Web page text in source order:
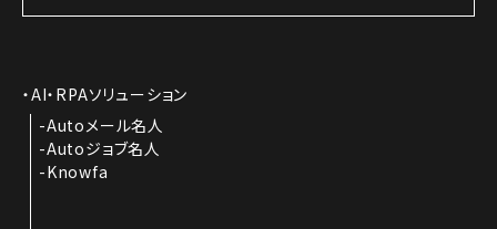
AI・RPAソリューション
Autoメール名人
Autoジョブ名人
Knowfa